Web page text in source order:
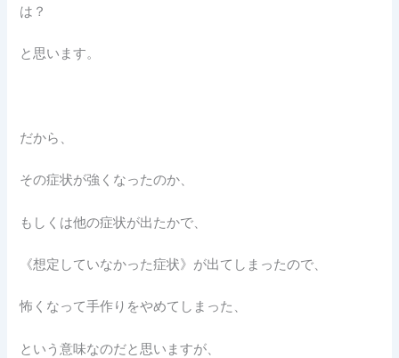
は？
と思います。
だから、
その症状が強くなったのか、
もしくは他の症状が出たかで、
《想定していなかった症状》が出てしまったので、
怖くなって手作りをやめてしまった、
という意味なのだと思いますが、